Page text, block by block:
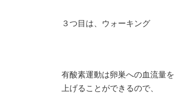
３つ目は、ウォーキング
有酸素運動は卵巣への血流量を
上げることができるので、